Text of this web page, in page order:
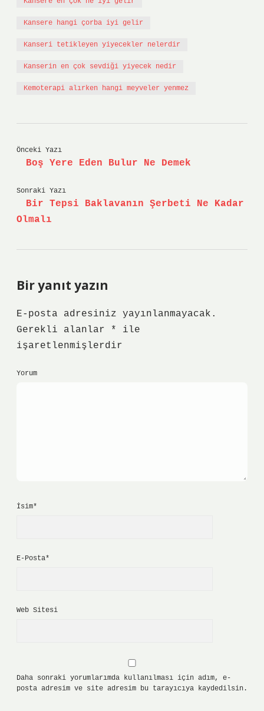
Kansere hangi çorba iyi gelir
Kanseri tetikleyen yiyecekler nelerdir
Kanserin en çok sevdiği yiyecek nedir
Kemoterapi alırken hangi meyveler yenmez
Önceki Yazı
Boş Yere Eden Bulur Ne Demek
Sonraki Yazı
Bir Tepsi Baklavanın Şerbeti Ne Kadar
Olmalı
Bir yanıt yazın
E-posta adresiniz yayınlanmayacak.
Gerekli alanlar
*
ile
işaretlenmişlerdir
Yorum
İsim*
E-Posta*
Web Sitesi
Daha sonraki yorumlarımda kullanılması için adım, e-
posta adresim ve site adresim bu tarayıcıya kaydedilsin.